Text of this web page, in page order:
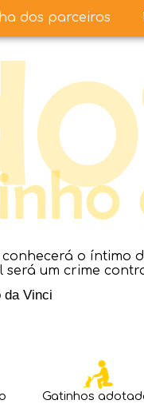
o íntimo
um crime
da Vinci
Gatinhos
dos parceiros